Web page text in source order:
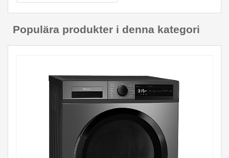
Populära produkter i denna kategori